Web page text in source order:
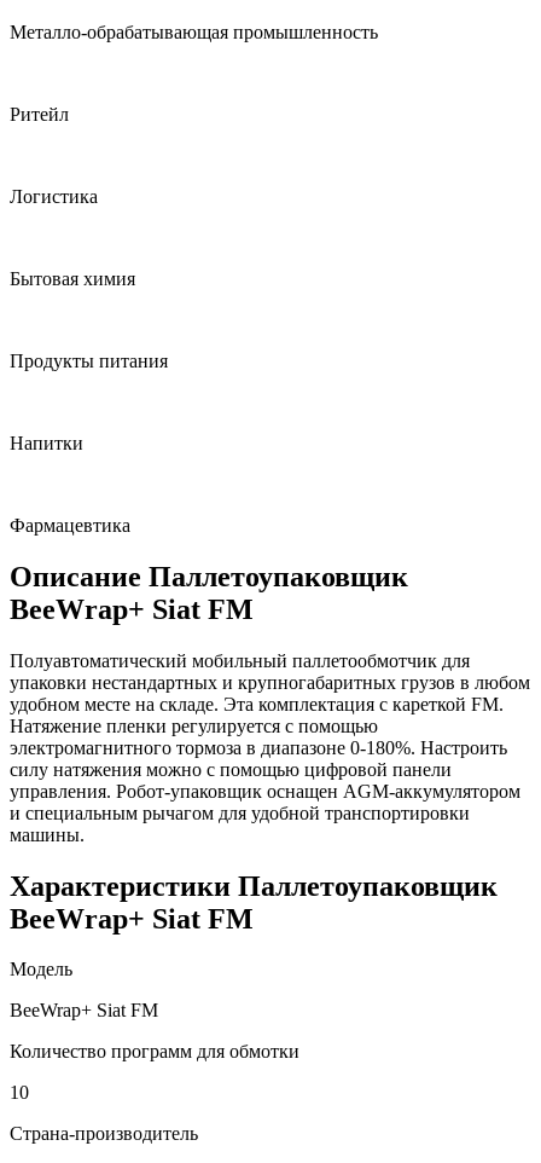
Металло-обрабатывающая промышленность
Ритейл
Логистика
Бытовая химия
Продукты питания
Напитки
Фармацевтика
Описание Паллетоупаковщик
BeeWrap+ Siat FM
Полуавтоматический мобильный паллетообмотчик для
упаковки нестандартных и крупногабаритных грузов в любом
удобном месте на складе. Эта комплектация с кареткой FM.
Натяжение пленки регулируется с помощью
электромагнитного тормоза в диапазоне 0-180%. Настроить
силу натяжения можно с помощью цифровой панели
управления. Робот-упаковщик оснащен AGM-аккумулятором
и специальным рычагом для удобной транспортировки
машины.
Характеристики Паллетоупаковщик
BeeWrap+ Siat FM
Модель
BeeWrap+ Siat FM
Количество программ для обмотки
10
Страна-производитель